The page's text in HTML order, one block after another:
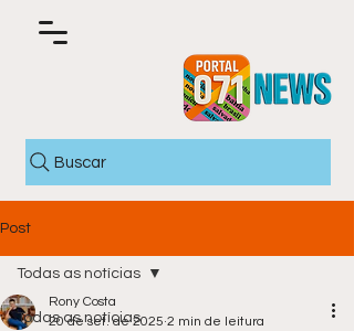
Buscar
Post
Todas as notícias
Todas as notícias
Rony Costa
20 de set. de 2025 2 min de leitura